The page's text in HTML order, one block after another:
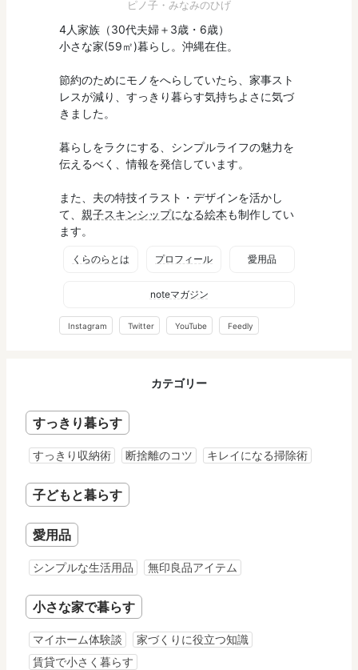
ピノ子・みなみのひげ
4人家族（30代夫婦＋3歳・6歳）
小さな家(59㎡)暮らし。沖縄在住。
節約のためにモノをへらしていたら、家事スト
レスが減り、すっきり暮らす気持ちよさに気づ
きました。
暮らしをラクにする、シンプルライフの魅力を
伝えるべく、情報を発信しています。
また、夫の特技イラスト・デザインを活かし
て、 親子スキンシップになる絵本も制作してい
ます。
くらのらとは プロフィール 愛用品
noteマガジン
Instagram Twitter YouTube Feedly
カテゴリー
すっきり暮らす
すっきり収納術 断捨離のコツ キレイになる掃除術
子どもと暮らす
愛用品
シンプルな生活用品 無印良品アイテム
小さな家で暮らす
マイホーム体験談
家づくりに役立つ知識
賃貸で小さく暮らす